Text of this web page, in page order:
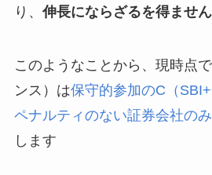
り、伸長にならざるを得ません
このようなことから、現時点
ンス）は保守的参加のC（
ペナルティのない証券会社のみ
します